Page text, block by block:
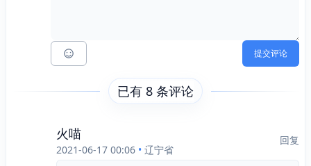
提交评论
已有 8 条评论
火喵
2021-06-17 00:06 • 辽宁省
回复